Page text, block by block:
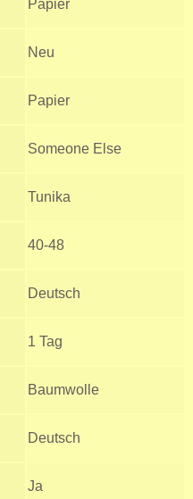
Papier
Neu
Papier
Someone Else
Tunika
40-48
Deutsch
1 Tag
Baumwolle
Deutsch
Ja